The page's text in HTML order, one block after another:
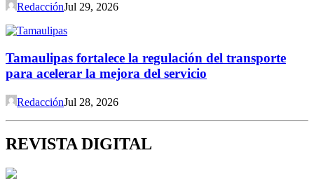
RedacciónJul 29, 2026
Tamaulipas fortalece la regulación del transporte
para acelerar la mejora del servicio
RedacciónJul 28, 2026
REVISTA DIGITAL